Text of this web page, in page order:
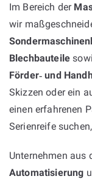
Im Bereich der
wir
Blechbauteile
Förder‑ und
Skizzen oder ein
einen erfahrenen
Serienreife
Unternehmen aus
Automatisierung